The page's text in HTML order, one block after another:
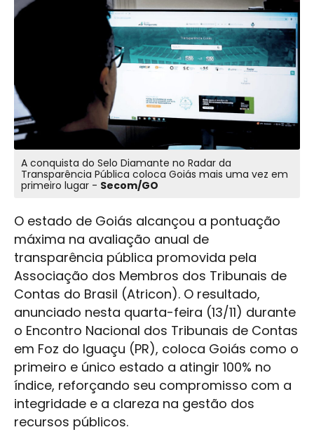
A conquista do Selo Diamante no Radar da
Transparência Pública coloca Goiás mais uma vez em
primeiro lugar - Secom/GO
O estado de Goiás alcançou a pontuação
máxima na avaliação anual de
transparência pública promovida pela
Associação dos Membros dos Tribunais de
Contas do Brasil (Atricon). O resultado,
anunciado nesta quarta-feira (13/11) durante
o Encontro Nacional dos Tribunais de Contas
em Foz do Iguaçu (PR), coloca Goiás como o
primeiro e único estado a atingir 100% no
índice, reforçando seu compromisso com a
integridade e a clareza na gestão dos
recursos públicos.